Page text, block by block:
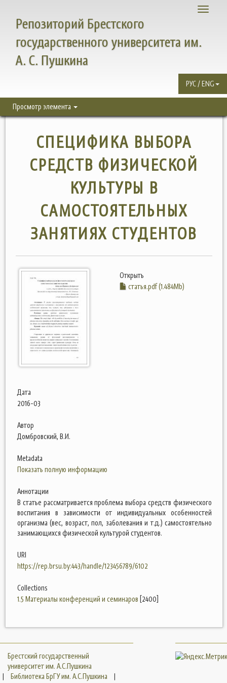
Toggle
Репозиторий Брестского
государственного университета им.
А. С. Пушкина
РУС / ENG
Просмотр элемента
СПЕЦИФИКА ВЫБОРА
СРЕДСТВ ФИЗИЧЕСКОЙ
КУЛЬТУРЫ В
САМОСТОЯТЕЛЬНЫХ
ЗАНЯТИЯХ СТУДЕНТОВ
Открыть
статья.pdf (1.484Mb)
Дата
2016-03
Автор
Домбровский, В.И.
Metadata
Показать полную информацию
Аннотации
В статье рассматривается проблема выбора средств физического
воспитания в зависимости от индивидуальных особенностей
организма (вес, возраст, пол, заболевания и т.д.) самостоятельно
занимающихся физической культурой студентов.
URI
https://rep.brsu.by:443/handle/123456789/6102
Collections
1.5 Материалы конференций и семинаров [2400]
Брестский государственный
университет им. А.С.Пушкина
|
Библиотека БрГУ им. А.С.Пушкина
|